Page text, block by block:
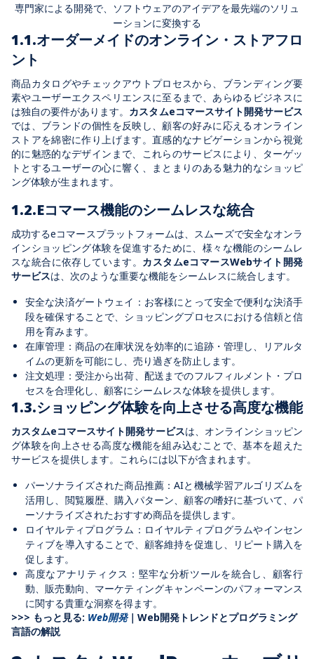
専門家による開発で、ソフトウェアのアイデアを最先端のソリュ
ーションに変換する
1.1.オーダーメイドのオンライン・ストアフロ
ント
商品カタログやチェックアウトプロセスから、ブランディング要
素やユーザーエクスペリエンスに至るまで、あらゆるビジネスに
は独自の要件があります。 カスタムeコマースサイト開発サービス
では、ブランドの個性を反映し、顧客の好みに応えるオンライン
ストアを綿密に作り上げます。直感的なナビゲーションから視覚
的に魅惑的なデザインまで、これらのサービスにより、ターゲッ
トとするユーザーの心に響く、まとまりのある魅力的なショッピ
ング体験が生まれます。
1.2.Eコマース機能のシームレスな統合
成功するeコマースプラットフォームは、スムーズで安全なオンラ
インショッピング体験を促進するために、様々な機能のシームレ
スな統合に依存しています。 カスタムeコマースWebサイト開発
サービスは、次のような重要な機能をシームレスに統合します。
安全な決済ゲートウェイ：お客様にとって安全で便利な決済手
段を確保することで、ショッピングプロセスにおける信頼と信
用を育みます。
在庫管理：商品の在庫状況を効率的に追跡・管理し、リアルタ
イムの更新を可能にし、売り過ぎを防止します。
注文処理：受注から出荷、配送までのフルフィルメント・プロ
セスを合理化し、顧客にシームレスな体験を提供します。
1.3.ショッピング体験を向上させる高度な機能
カスタムeコマースサイト開発サービスは、オンラインショッピン
グ体験を向上させる高度な機能を組み込むことで、基本を超えた
サービスを提供します。これらには以下が含まれます。
パーソナライズされた商品推薦：AIと機械学習アルゴリズムを
活用し、閲覧履歴、購入パターン、顧客の嗜好に基づいて、パ
ーソナライズされたおすすめ商品を提供します。
ロイヤルティプログラム：ロイヤルティプログラムやインセン
ティブを導入することで、顧客維持を促進し、リピート購入を
促します。
高度なアナリティクス：堅牢な分析ツールを統合し、顧客行
動、販売動向、マーケティングキャンペーンのパフォーマンス
に関する貴重な洞察を得ます。
>>> もっと見る: Web開発｜Web開発トレンドとプログラミング
言語の解説